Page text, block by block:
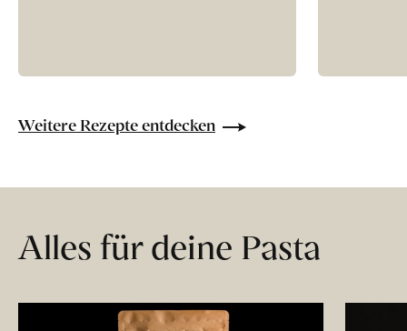
Weitere Rezepte entdecken
Alles für deine Pasta